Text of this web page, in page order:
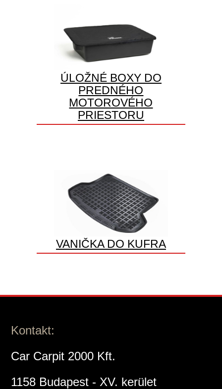
ÚLOŽNÉ BOXY DO
PREDNÉHO
MOTOROVÉHO
PRIESTORU
VANIČKA DO KUFRA
Kontakt:
Car Carpit 2000 Kft.
1158 Budapest - XV. kerület